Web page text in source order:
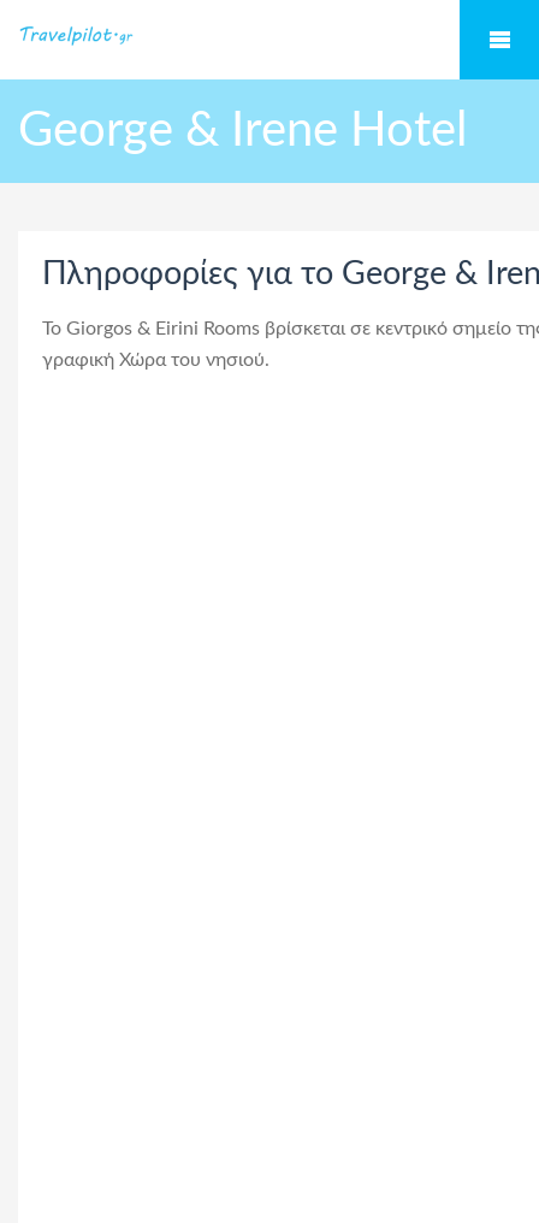
George & Irene Hotel
Πληροφορίες για το George &
Το Giorgos & Eirini Rooms βρίσκεται σε κεντρικό σημείο
γραφική Χώρα του νησιού.